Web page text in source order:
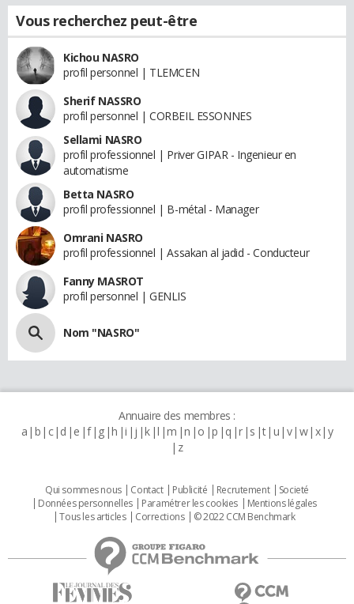
Vous recherchez peut-être
Kichou NASRO
profil personnel | TLEMCEN
Sherif NASSRO
profil personnel | CORBEIL ESSONNES
Sellami NASRO
profil professionnel | Priver GIPAR - Ingenieur en
automatisme
Betta NASRO
profil professionnel | B-métal - Manager
Omrani NASRO
profil professionnel | Assakan al jadid - Conducteur
Fanny MASROT
profil personnel | GENLIS
Nom "NASRO"
Annuaire des membres :
a b c d e f g h i j k l m n o p q r s t u v w x y
z
Qui sommes nous Contact Publicité Recrutement
Societé
Données personnelles
Paramétrer les cookies
Mentions légales
Tous les articles
Corrections © 2022 CCM Benchmark